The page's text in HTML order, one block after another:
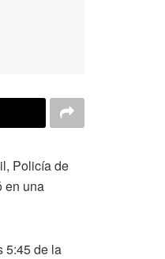
Policía de
en una
5:45 de la